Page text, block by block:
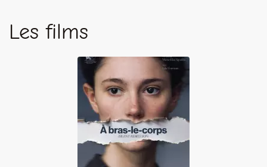
Les films
À bras-le-corps
(Silent Rebellion)